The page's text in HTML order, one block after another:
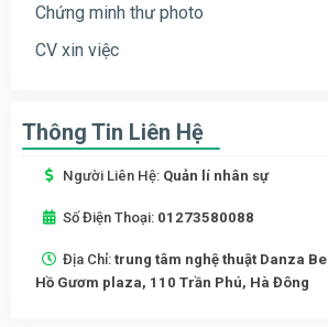
Chứng minh thư photo
CV xin việc
Thông Tin Liên Hệ
Người Liên Hệ: Quản lí nhân sự
Số Điện Thoại: 01273580088
Địa Chỉ: trung tâm nghệ thuật Danza
Hồ Gươm plaza, 110 Trần Phú, Hà Đông